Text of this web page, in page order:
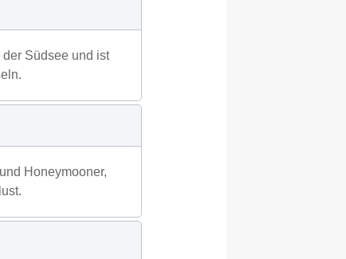
Südsee und ist
Honeymooner,